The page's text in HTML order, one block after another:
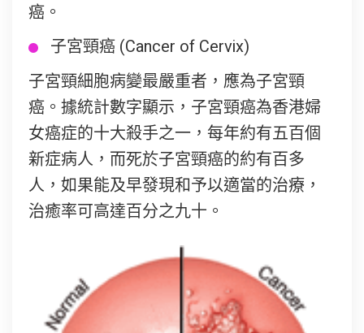
癌。
子宮頸癌 (Cancer of Cervix)
子宮頸細胞病變最嚴重者，應為子宮頸
癌。據統計數字顯示，子宮頸癌為香港婦
女癌症的十大殺手之一，每年約有五百個
新症病人，而死於子宮頸癌的約有百多
人，如果能及早發現和予以適當的治療，
治癒率可高達百分之九十。